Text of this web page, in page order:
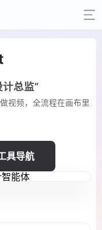
总监”
视频，全流程在画布里
具导航